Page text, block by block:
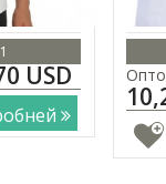
USD